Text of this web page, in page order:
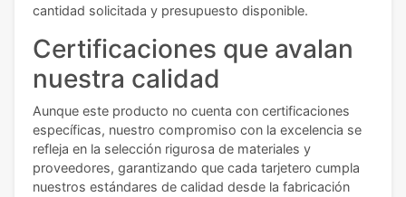
cantidad solicitada y presupuesto disponible.
Certificaciones que avalan
nuestra calidad
Aunque este producto no cuenta con certificaciones
específicas, nuestro compromiso con la excelencia se
refleja en la selección rigurosa de materiales y
proveedores, garantizando que cada tarjetero cumpla
nuestros estándares de calidad desde la fabricación